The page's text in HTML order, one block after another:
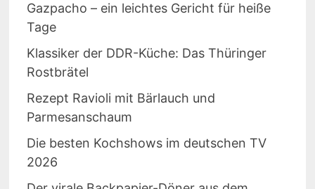
Gazpacho – ein leichtes Gericht für heiße
Tage
Klassiker der DDR-Küche: Das Thüringer
Rostbrätel
Rezept Ravioli mit Bärlauch und
Parmesanschaum
Die besten Kochshows im deutschen TV
2026